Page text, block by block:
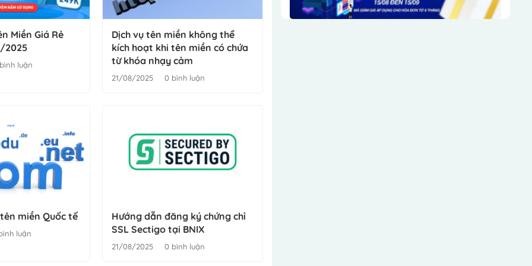
Miền Giá Rẻ
2025
luận
Dịch vụ tên miền không thể
kích hoạt khi tên miền có chứa
từ khóa nhạy cảm
21/08/2025 0 bình luận
miền Quốc tế
luận
Hướng dẫn đăng ký chứng chỉ
SSL Sectigo tại BNIX
21/08/2025 0 bình luận